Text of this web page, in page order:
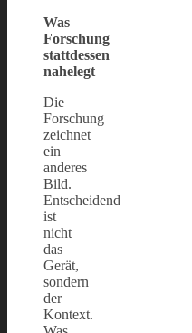
Was
Forschung
stattdessen
nahelegt
Die
Forschung
zeichnet
ein
anderes
Bild.
Entscheidend
ist
nicht
das
Gerät,
sondern
der
Kontext.